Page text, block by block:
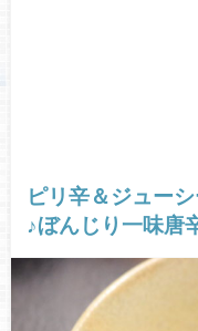
ピリ辛＆ジュー
♪ぼんじり一味唐